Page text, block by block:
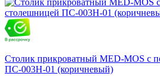
Столик прикроватный MED-MOS с
ПС-003Н-01 (коричневый)